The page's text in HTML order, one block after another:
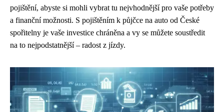
pojištění, abyste si mohli vybrat tu nejvhodnější pro vaše potřeby
a finanční možnosti. S pojištěním k půjčce na auto od České
spořitelny je vaše investice chráněna a vy se můžete soustředit
na to nejpodstatnější – radost z jízdy.